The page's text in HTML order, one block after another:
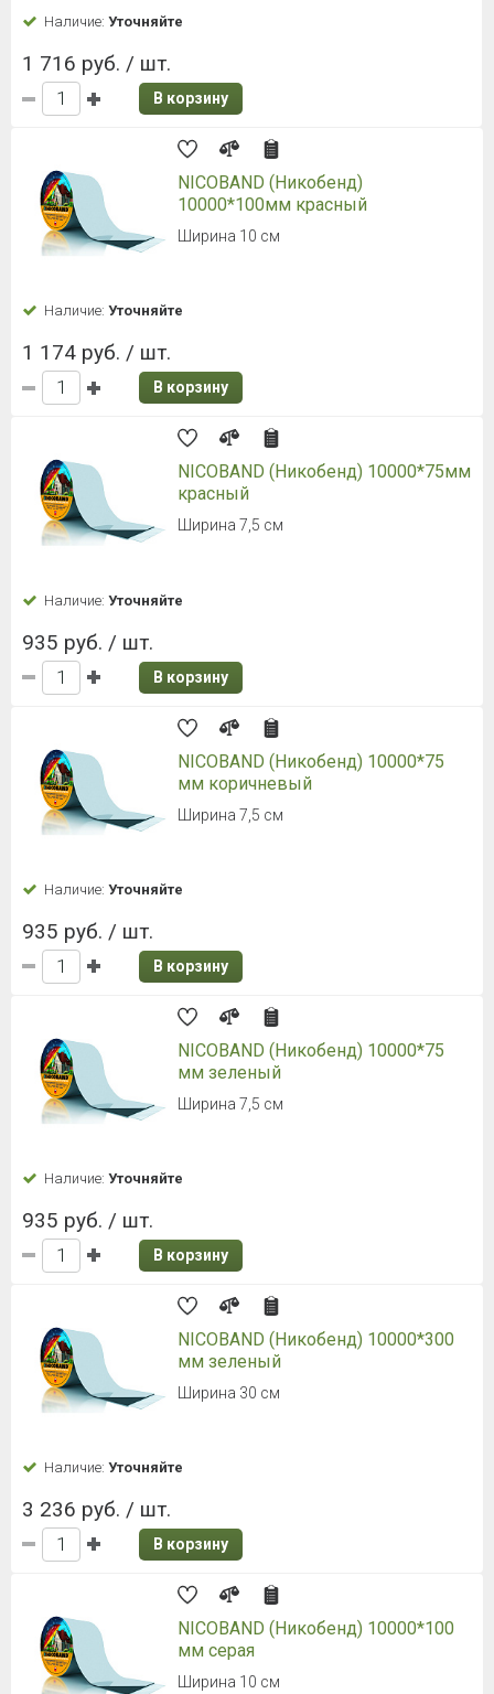
Наличие: Уточняйте
1 716 руб. / шт.
В корзину
NICOBAND (Никобенд)
10000*100мм красный
Ширина 10 см
Наличие: Уточняйте
1 174 руб. / шт.
В корзину
NICOBAND (Никобенд) 10000*75мм
красный
Ширина 7,5 см
Наличие: Уточняйте
935 руб. / шт.
В корзину
NICOBAND (Никобенд) 10000*75
мм коричневый
Ширина 7,5 см
Наличие: Уточняйте
935 руб. / шт.
В корзину
NICOBAND (Никобенд) 10000*75
мм зеленый
Ширина 7,5 см
Наличие: Уточняйте
935 руб. / шт.
В корзину
NICOBAND (Никобенд) 10000*300
мм зеленый
Ширина 30 см
Наличие: Уточняйте
3 236 руб. / шт.
В корзину
NICOBAND (Никобенд) 10000*100
мм серая
Ширина 10 см